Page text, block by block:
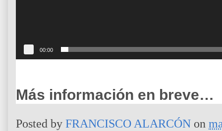
00:00
Más información en breve…
Posted by FRANCISCO ALARCÓN on